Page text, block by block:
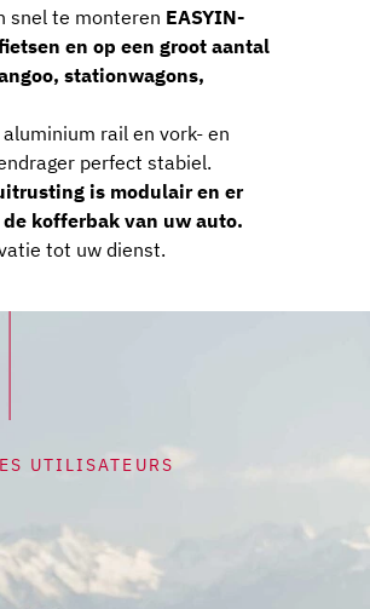
snel te monteren EASYIN-
en op een groot aantal
stationwagons,
rail en vork- en
perfect stabiel.
is modulair en er
kofferbak van uw auto.
tot uw dienst.
UTILISATEURS